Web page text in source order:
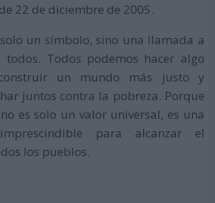
22 de diciembre de 2005.
un símbolo, sino una llamada a
todos. Todos podemos hacer algo
un mundo más justo y
juntos contra la pobreza. Porque
es solo un valor universal, es una
para alcanzar el
los pueblos.